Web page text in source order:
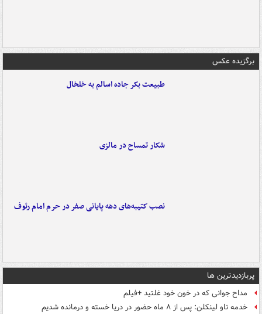
برگزیده عکس
طبیعت بکر جاده اسالم به خلخال
شکار تمساح در مالزی
نصب کتیبه‌های دهه پایانی صفر در حرم امام رئوف
پربازدیدترین ها
مداح جوانی که در خون خود غلتید +فیلم
خدمه ناو لینکلن: پس از ۸ ماه حضور در دریا خسته و درمانده‌ شدیم